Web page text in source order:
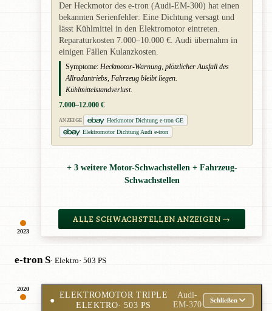
2023
Der Heckmotor des e-tron (Audi-EM-300) hat einen
bekannten Serienfehler: Eine Dichtung versagt und
lässt Kühlmittel in den Elektromotor eintreten.
Reparaturkosten 7.000–10.000 €. Audi übernahm in
einigen Fällen Kulanzkosten.
Symptome: Heckmotor-Warnung, plötzlicher Ausfall des
Allradantriebs, Fahrzeug bleibt liegen.
Kühlmittelstandverlust.
7.000–12.000 €
ANZEIGE
Heckmotor Dichtung e-tron GE
Elektromotor Dichtung Audi e-tron
+ 3 weitere Motor-Schwachstellen + Fahrzeug-
Schwachstellen
ALLE SCHWACHSTELLEN ANZEIGEN →
e-tron S· Elektro· 503 PS
2020
●
ELEKTROMOTOR TRIPLE
ELEKTRO· 503 PS
Audi-
EM-370
Schließen